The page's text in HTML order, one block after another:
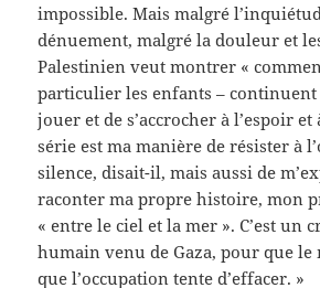
impossible. Mais malgré
dénuement, malgré la douleur et
Palestinien veut montrer «
particulier les enfants –
jouer et de s’accrocher à l’espoir et
série est ma manière de résister à
silence, disait-il, mais aussi de
raconter ma propre histoire, mon
« entre le ciel et la mer ». C’est un
humain venu de Gaza, pour que le
que l’occupation tente d’effacer. »